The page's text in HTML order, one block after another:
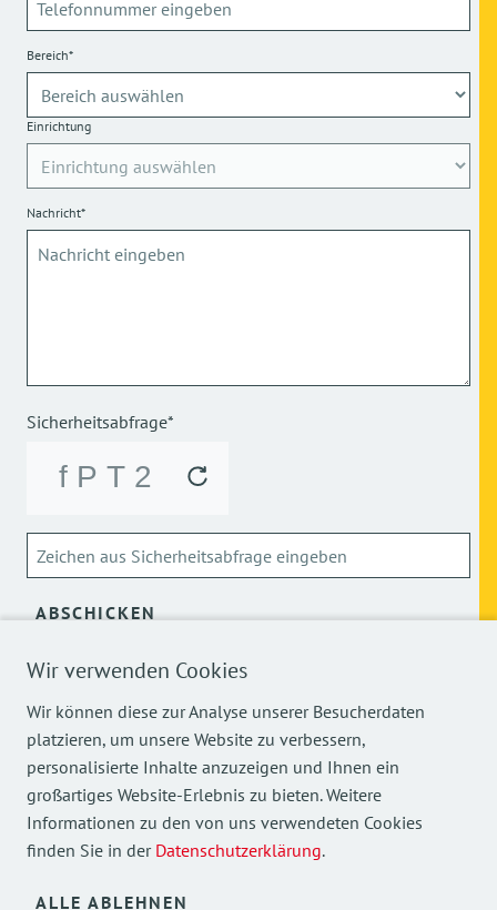
Wir verwenden Cookies
Wir können diese zur Analyse unserer Besucherdaten
platzieren, um unsere Website zu verbessern,
personalisierte Inhalte anzuzeigen und Ihnen ein
großartiges Website-Erlebnis zu bieten. Weitere
Informationen zu den von uns verwendeten Cookies
finden Sie in der Datenschutzerklärung.
ALLE ABLEHNEN
Bereich*
Einrichtung
Nachricht*
Sicherheitsabfrage*
ABSCHICKEN
Über die Verarbeitung meiner personenbezogenen Daten
Mehr Einblicke in unsere Arbeit finden Sie auch auf
unseren Social Media Kanälen.